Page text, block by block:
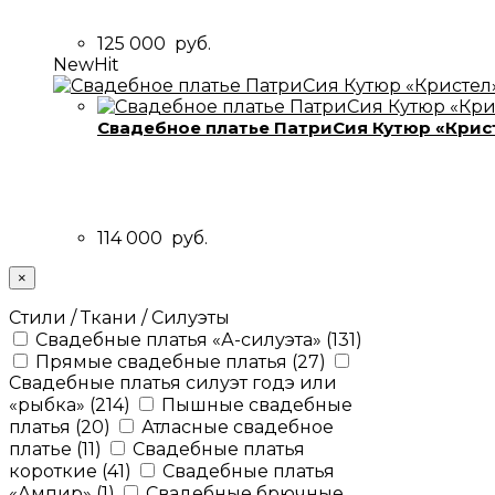
125 000 руб.
NewHit
Свадебное платье ПатриСия Кутюр
114 000 руб.
×
Стили / Ткани / Силуэты
Свадебные платья «А-силуэта» (131)
Прямые свадебные платья (27)
Свадебные платья силуэт годэ или
«рыбка» (214)
Пышные свадебные
платья (20)
Атласные свадебное
платье (11)
Свадебные платья
короткие (41)
Свадебные платья